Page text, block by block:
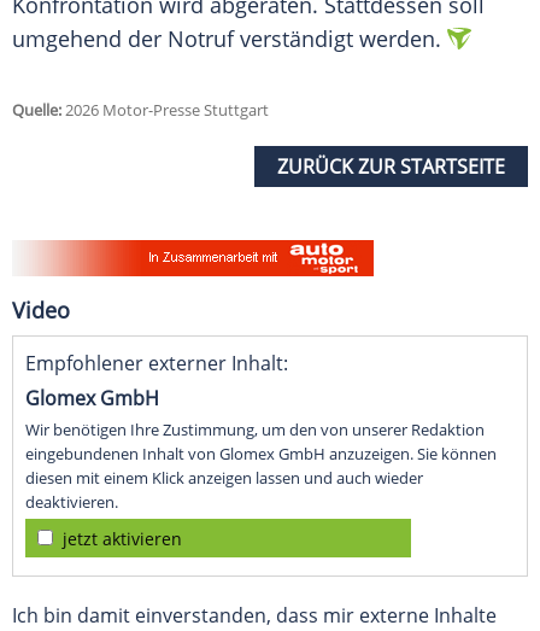
umgehend der Notruf verständigt werden.
Quelle:2026 Motor-Presse Stuttgart
ZURÜCK ZUR STARTSEITE
Video
Empfohlener externer Inhalt:
Glomex GmbH
Wir benötigen Ihre Zustimmung, um den von unserer Redaktion
eingebundenen Inhalt von Glomex GmbH anzuzeigen. Sie können
diesen mit einem Klick anzeigen lassen und auch wieder
deaktivieren.
jetzt aktivieren
Ich bin damit einverstanden, dass mir externe Inhalte